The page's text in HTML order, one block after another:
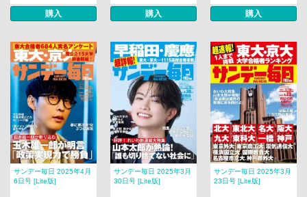
購入 購入 購入
サンデー毎日 2025年4月
6日号 [Lite版]
サンデー毎日 2025年3月
30日号 [Lite版]
サンデー毎日 2025年3月
23日号 [Lite版]